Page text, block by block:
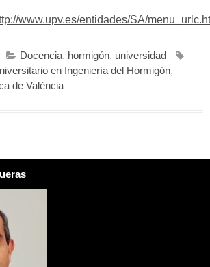
www.upv.es/entidades/SA/
Docencia, hormigón, universidad
en Ingeniería del Hormigón,
de València